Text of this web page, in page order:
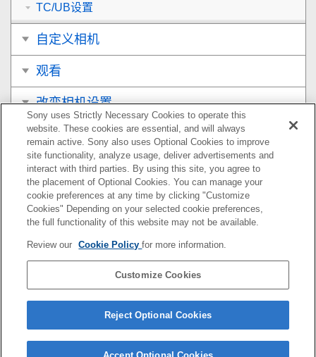
TC/UB设置
自定义相机
观看
改变相机设置
在智能手机上可用的功能
使用电脑
附录
如果遇到问题
如果您相机的系统软件版本为Ver.3.00或更高版本，请参
阅以下URL上的帮助指南。
https://helpguide.sony.net/ilc/2410/v1/zh-cn/index.html
Sony uses Strictly Necessary Cookies to operate this
website. These cookies are essential, and will always
remain active. Sony also uses Optional Cookies to improve
site functionality, analyze usage, deliver advertisements and
interact with third parties. By using this site, you agree to
the placement of Optional Cookies. You can manage your
cookie preferences at any time by clicking "Customize
Cookies" Depending on your selected cookie preferences,
the full functionality of this website may not be available.
Review our Cookie Policyfor more information.
Customize Cookies
Reject Optional Cookies